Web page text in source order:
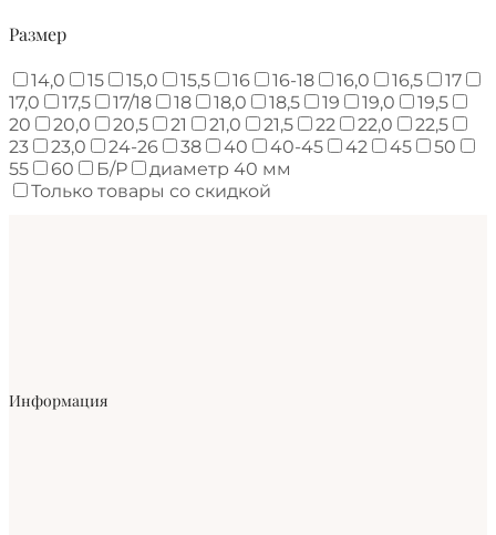
Размер
14,0 15 15,0 15,5 16 16-18 16,0 16,5
17
17,0
17,5 17/18 18 18,0 18,5 19 19,0
19,5
20
20,0 20,5 21 21,0 21,5 22 22,0
22,5
23
23,0 24-26 38 40 40-45 42 45
50
55
60 Б/Р
диаметр 40 мм
Только товары со скидкой
Информация